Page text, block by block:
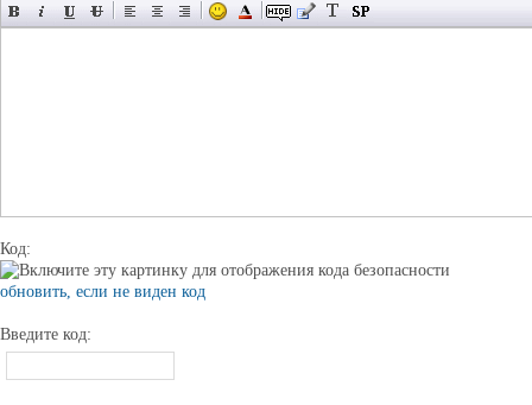
Код:
обновить, если не виден код
Введите код: